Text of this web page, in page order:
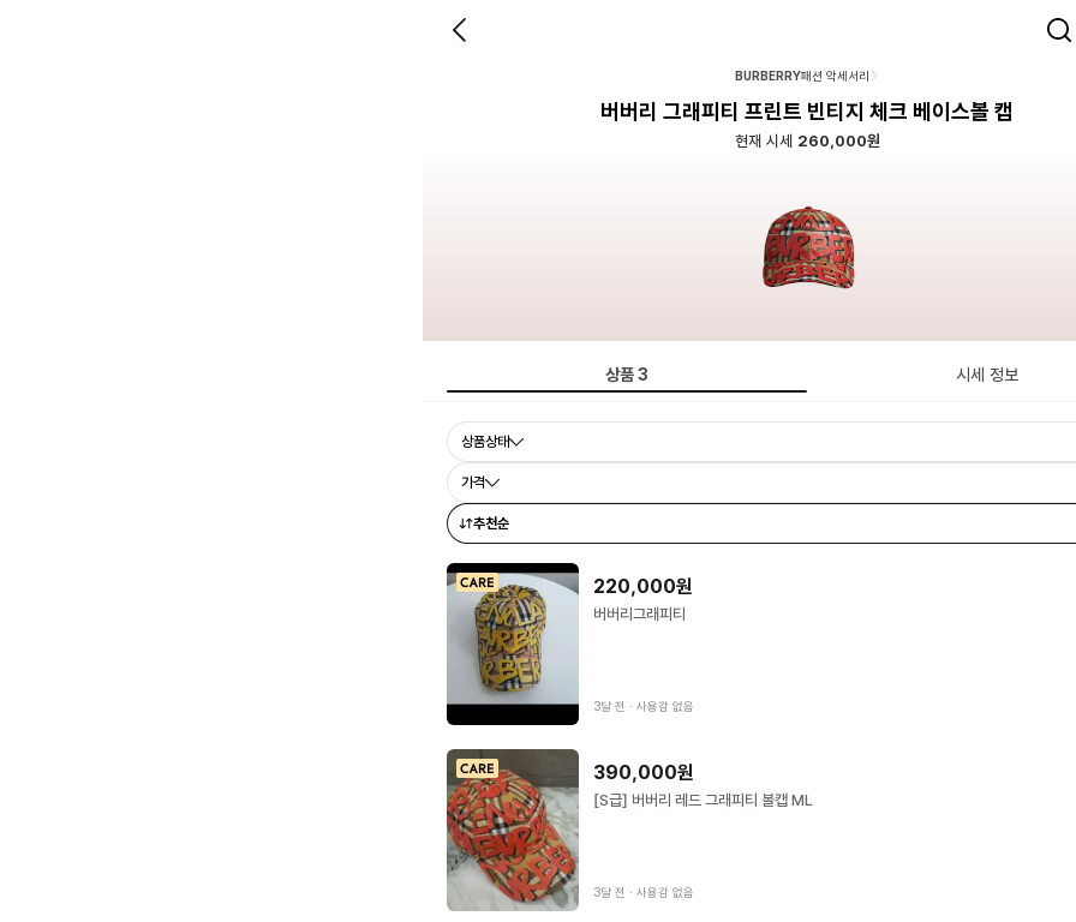
BURBERRY패션 악세서리
버버리 그래피티 프린트 빈티지 체크 베이스볼 캡
현재 시세 260,000원
상품3 시세 정보
상품상태
가격
추천순
220,000원
버버리그래피티
3달 전 ∙ 사용감 없음
390,000원
[S급] 버버리 레드 그래피티 볼캡 ML
3달 전 ∙ 사용감 없음